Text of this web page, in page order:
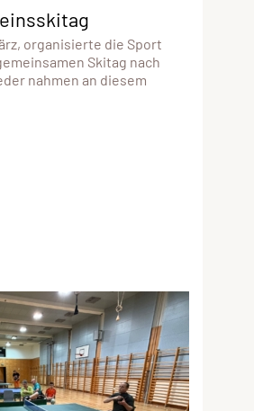
organisierte die Sport
Skitag nach
nahmen an diesem